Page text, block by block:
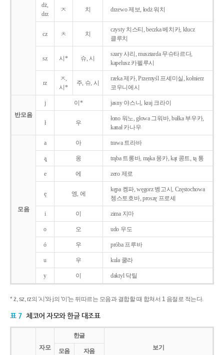
dż,
drz
ㅈ 치 drzewo 제보, łodż 워치
cz ㅊ 치
czysty 치스티, beczka 베치카, klucz
클루치
sz 시* 슈, 시
szary 샤리, musztarda 무슈타르다,
kapelusz 카펠루시
rz
ㅈ,
시*
주, 슈, 시
rzeka 제카, Przemyśl 프셰미실, kołnierz
코우니에시
반모음
j 이* jasny 야스니, kraj 크라이
ł 우
łono 워노, głowa 그워바, bułka 부우카,
kanał 카나우
모음
a 아 trawa 트라바
ą̨ 옹 trąba 트롱바, mąka 몽카, kąt 콩트, tą 통
e 에 zero 제로
ę 엥, 에
kępa 켕파, węgorz 벵고시, Częstochowa
쳉스토호바, proszę 프로셰
i 이 zima 지마
o 오 udo 우도
ó 우 próba 프루바
u 우 kula 쿨라
y 이 daktyl 닥틸
* ż, sz, rz의 '시'와 j의 '이'는 뒤따르는 모음과 결합할 때 합쳐서 1 음절로 적는다.
표 7 체코어 자모와 한글 대조표
자모
한글
보기
모음
자음